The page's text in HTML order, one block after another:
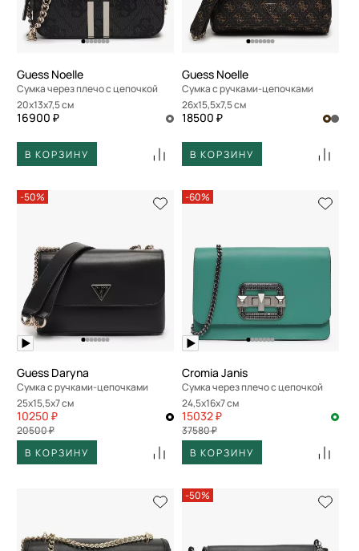
Guess Noelle
Сумка через плечо с цепочкой
20x13x7,5 см
16900 ₽
В КОРЗИНУ
Guess Noelle
Сумка с ручками-цепочками
26x15,5x7,5 см
18500 ₽
В КОРЗИНУ
-50%
Guess Daryna
Сумка с ручками-цепочками
25x15,5x7 см
10250 ₽
20500 ₽
В КОРЗИНУ
-60%
Cromia Janis
Сумка через плечо с цепочкой
24,5x16x7 см
15032 ₽
37580 ₽
В КОРЗИНУ
-50%